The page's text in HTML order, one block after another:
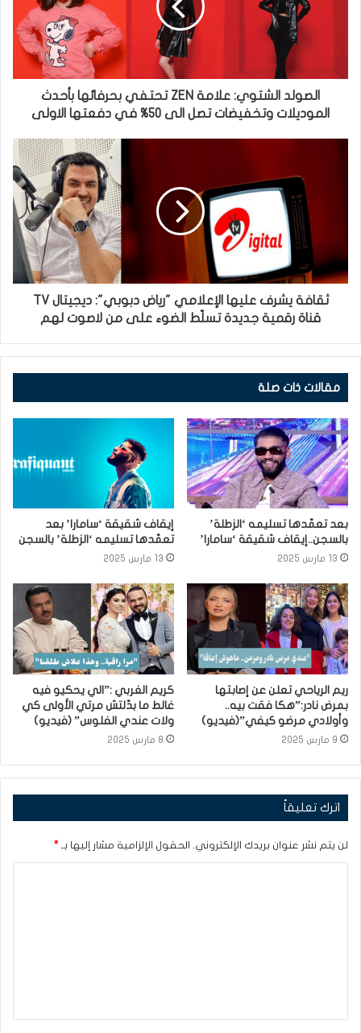
الصولد الشتوي: علامة ZEN تحتفي بحرفائها بأحدث
الموديلات وتخفيضات تصل الى 50% في دفعتها الاولى
ثقافة يشرف عليها الإعلامي "رياض دبوبي": ديجيتال TV
قناة رقمية جديدة تسلّط الضوء على من لاصوت لهم
مقالات ذات صلة
بعد تعمّدها تسليمه ‘الزطلة’
بالسجن..إيقاف شقيقة ‘سامارا’
13 مارس 2025
إيقاف شقيقة ‘سامارا’ بعد
تعمّدها تسليمه ‘الزطلة’ بالسجن
13 مارس 2025
ريم الرياحي تعلن عن إصابتها
بمرض نادر:”هكا فقت بيه..
وأولادي مرضو كيفي”(فيديو)
9 مارس 2025
كريم الغربي :”الي يحكيو فيه
غالط ما بدّلتش مرتي الأولى كي
ولات عندي الفلوس” (فيديو)
8 مارس 2025
اترك تعليقاً
لن يتم نشر عنوان بريدك الإلكتروني. الحقول الإلزامية مشار إليها بـ *
ق